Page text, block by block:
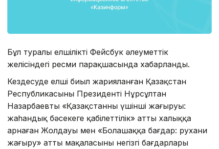
Бұл туралы елшіліктің Фейсбук әлеуметтік
желісіндегі ресми парақшасында хабарланды.
Кездесуде елші биыл жарияланған Қазақстан
Республикасының Президенті Нұрсұлтан
Назарбаевтың «Қазақстанның үшінші жаңғыруы:
жаһандық бәсекеге қабілеттілік» атты халыққа
арнаған Жолдауы мен «Болашаққа бағдар: рухани
жаңғыру» атты мақаласының негізгі бағдарлары